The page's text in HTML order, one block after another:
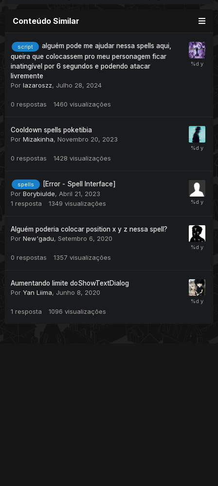
Conteúdo Similar
script
alguém pode me ajudar nessa spells aqui,
queira que colocassem pro meu personagem ficar
inatingível por 6 segundos e podendo atacar
livremente
Por lazaroszz, Julho 28, 2024
0 respostas 1460 visualizações
Cooldown spells poketibia
Por Mizakinha, Novembro 20, 2023
0 respostas 1428 visualizações
spells
[Error - Spell Interface]
Por Borybiulde, Abril 21, 2023
1 resposta 1349 visualizações
Alguém poderia colocar position x y z nessa spell?
Por New'gadu, Setembro 6, 2020
0 respostas 1357 visualizações
Aumentando limite doShowTextDialog
Por Yan Liima, Junho 8, 2020
1 resposta 1096 visualizações